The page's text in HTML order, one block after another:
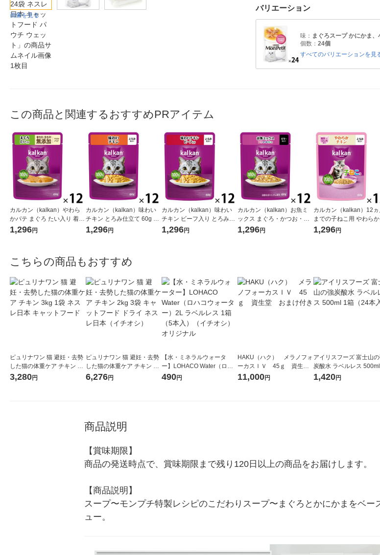
画像を見る
バリエーション
味： まぐろスープ かにかま、
個数： 24個
すべてのバリエーションを見
この商品と関連するおすすめPRアイテム
カルカン（kalkan）やわら
かパテ まぐろ たい入り 着色
料・発色剤 無添加 60g 12袋
1,296円
カルカン（kalkan）味わい
チキン とろみ仕立て 60g 12
袋 マースジャパン キャット
1,296円
カルカン（kalkan）味わい
チキン ビーフ入り とろみ仕
立て 60g 12袋 マースジャパ
1,296円
カルカン（kalkan）お魚ミ
ックス まぐろ・かつお・た
い入り ゼリー仕立て 60g 12
1,296円
カルカン（kalkan）12ヵ
までの子ねこ用 やわら
キン とろみ仕立て 60g 12
1,296円
こちらの商品もおすすめ
ピュリナワン 猫 避妊・去勢
した猫の体重ケア チキン 3k
g 1袋 ネスレ日本 キャットフ
3,280円
ピュリナワン 猫 避妊・去勢
した猫の体重ケア チキン 2k
g 3袋 キャットフード ドライ
6,276円
【水・ミネラルウォータ
ー】LOHACO Water（ロハ
コウォーター）2L ラベルレ
490円
HAKU（ハク） メラノフォ
ーカスＩＶ 45ｇ 資生
堂 おまけ付き
11,000円
アイリスフーズ 富士山
炭酸水 ラベルレス
箱（24本入）
1,420円
商品説明
【賞味期限】
商品の発送時点で、賞味期限まで残り120日以上の商品をお届けします。
【商品説明】
スープ〜モンプチ特製レシピのこだわりスープ〜まぐろとかにかまをベ
ュー。